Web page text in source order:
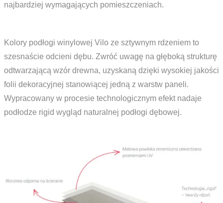
najbardziej wymagających pomieszczeniach.
Kolory podłogi winylowej Vilo ze sztywnym rdzeniem to
szesnaście odcieni dębu. Zwróć uwagę na głęboką strukturę
odtwarzającą wzór drewna, uzyskaną dzięki wysokiej jakości
folii dekoracyjnej stanowiącej jedną z warstw paneli.
Wypracowany w procesie technologicznym efekt nadaje
podłodze rigid wygląd naturalnej podłogi dębowej.